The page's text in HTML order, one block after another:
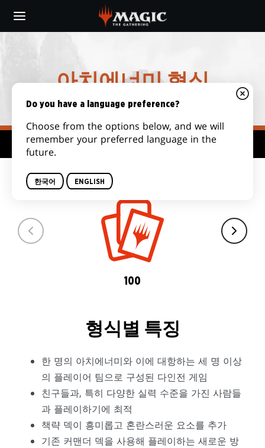
main
COMMANDER아치에너미 형식
형식 허브
100
형식별 특징
한 명의 아치에너미와 이에 대항하는 세 명 이상
의 플레이어 팀으로 구성된 다인전 게임
친구들과, 특히 다양한 실력 수준을 가진 사람들
과 플레이하기에 최적
책략 덱이 흥미롭고 혼란스러운 요소를 추가
기존 커맨더 덱을 사용해 플레이하는 새로운 방
Do you have a language preference?
Choose from the options below, and we will
remember your preferred language in the
future.
한국어 ENGLISH